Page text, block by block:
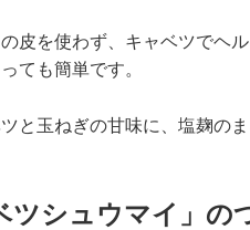
皮を使わず、キャベツでヘ
ても簡単です。
と玉ねぎの甘味に、塩麹の
ツシュウマイ」の